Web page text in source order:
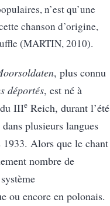
n’est qu’une
chanson d’origine,
(MARTIN, 2010).
, plus connu
déportés, est né à
du IIIe Reich, durant l’été
plusieurs langues
1933. Alors que le chant
nombre de
ou encore en polonais.